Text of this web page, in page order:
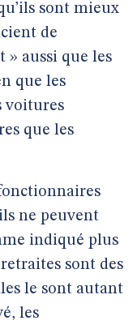
sont mieux
de
» aussi que les
que les
voitures
que les
ne peuvent
indiqué plus
sont des
le sont autant
les